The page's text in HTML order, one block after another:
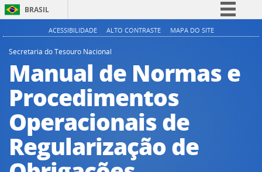
BRASIL
Simplifique!
Acesso à informação
Legislação
Canais
ACESSIBILIDADE ALTO CONTRASTE MAPA DO SITE
Secretaria do Tesouro Nacional
Manual de Normas e
Procedimentos
Operacionais de
Regularização de